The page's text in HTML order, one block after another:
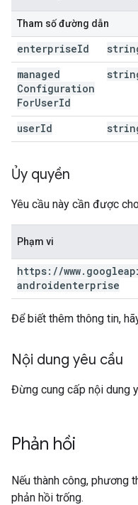
Tham số đường dẫn
enterpriseId
managed
Configuration
ForUserId
userId
Ủy quyền
Yêu cầu này cần được
Phạm vi
https: //www.
androidenterprise
Để biết thêm thông tin,
Nội dung yêu cầu
Đừng cung cấp nội dung
Phản hồi
Nếu thành công, phương
phản hồi trống.